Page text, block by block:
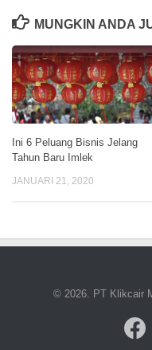
MUNGKIN ANDA
Ini 6 Peluang Bisnis Jelang
Tahun Baru Imlek
JANUARI 21, 2020
© 2026. PT Klikcair